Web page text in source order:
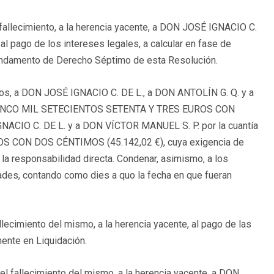
a la herencia yacente, a DON JOSÉ IGNACIO C.
al pago de los intereses legales, a calcular en fase de
de Derecho Séptimo de esta Resolución.
DON JOSÉ IGNACIO C. DE L., a DON ANTOLÍN G. Q. y a
MIL SETECIENTOS SETENTA Y TRES EUROS CON
C. DE L. y a DON VÍCTOR MANUEL S. P. por la cuantía
CON DOS CÉNTIMOS (45.142,02 €), cuya exigencia de
responsabilidad directa. Condenar, asimismo, a los
contando como dies a quo la fecha en que fueran
del mismo, a la herencia yacente, al pago de las
en Liquidación.